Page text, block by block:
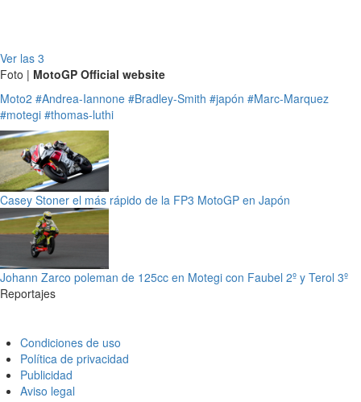
Ver las 3
Foto | MotoGP Official website
Moto2 #Andrea-Iannone #Bradley-Smith #japón #Marc-Marquez
#motegi #thomas-luthi
Casey Stoner el más rápido de la FP3 MotoGP en Japón
Johann Zarco poleman de 125cc en Motegi con Faubel 2º y Terol 3º
Reportajes
Condiciones de uso
Política de privacidad
Publicidad
Aviso legal